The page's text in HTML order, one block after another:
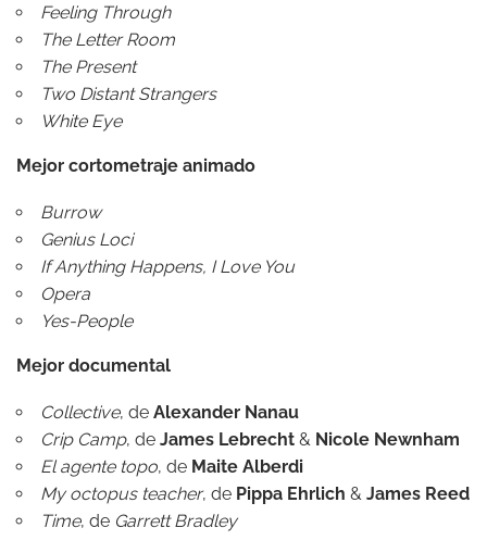
Feeling Through
The Letter Room
The Present
Two Distant Strangers
White Eye
Mejor cortometraje animado
Burrow
Genius Loci
If Anything Happens, I Love You
Opera
Yes-People
Mejor documental
Collective, de Alexander Nanau
Crip Camp, de James Lebrecht & Nicole Newnham
El agente topo, de Maite Alberdi
My octopus teacher, de Pippa Ehrlich & James Reed
Time, de Garrett Bradley